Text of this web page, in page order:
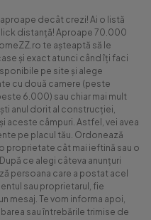
decât crezi! Ai o listă
distanță! Aproape 70.000
te așteaptă să le
și exact atunci când îți faci
pe site și alege
cu două camere (peste
6.000) sau chiar mai mult
anul dorit al construcției,
aceste câmpuri. Astfel, vei avea
pe placul tău. Ordonează
proprietate cât mai ieftină sau o
ce alegi câteva anunțuri
persoana care a postat acel
sau proprietarul, fie
mesaj. Te vom informa apoi,
sau întrebările trimise de